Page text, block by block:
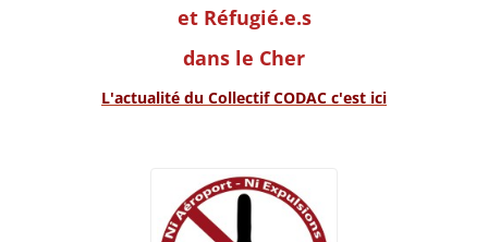
et Réfugié.e.s
dans le Cher
L'actualité du Collectif CODAC c'est ici